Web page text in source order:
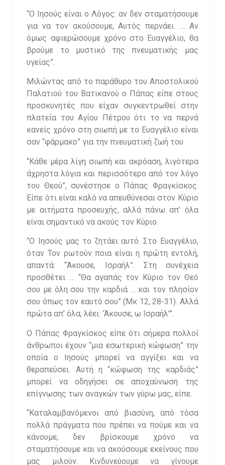
“Ο Ιησούς είναι ο Λόγος: αν δεν σταματήσουμε
για να τον ακούσουμε, Αυτός περνάει. … Αν
όμως αφιερώσουμε χρόνο στο Ευαγγέλιο, θα
βρούμε το μυστικό της πνευματικής μας
υγείας”.
Μιλώντας από το παράθυρο του Αποστολικού
Παλατιού του Βατικανού ο Πάπας είπε στους
προσκυνητές που είχαν συγκεντρωθεί στην
πλατεία του Αγίου Πέτρου ότι το να περνά
κανείς χρόνο στη σιωπή με το Ευαγγέλιο είναι
σαν “φάρμακο” για την πνευματική ζωή του.
“Κάθε μέρα λίγη σιωπή και ακρόαση, λιγότερα
άχρηστα λόγια και περισσότερο από τον λόγο
του Θεού”, συνέστησε ο Πάπας Φραγκίσκος.
Είπε ότι είναι καλό να απευθύνεσαι στον Κύριο
με αιτήματα προσευχής, αλλά πάνω απ’ όλα
είναι σημαντικό να ακούς τον Κύριο.
“Ο Ιησούς μας το ζητάει αυτό. Στο Ευαγγέλιο,
όταν Τον ρωτούν ποια είναι η πρώτη εντολή,
απαντά: “Άκουσε, Ισραήλ”. Στη συνέχεια
προσθέτει … “Θα αγαπάς τον Κύριο τον Θεό
σου με όλη σου την καρδιά … και τον πλησίον
σου όπως τον εαυτό σου” (Μκ 12, 28-31). Αλλά
πρώτα απ’ όλα, λέει: ‘Άκουσε, ω Ισραήλ'”.
Ο Πάπας Φραγκίσκος είπε ότι σήμερα πολλοί
άνθρωποι έχουν “μια εσωτερική κώφωση” την
οποία ο Ιησούς μπορεί να αγγίξει και να
θεραπεύσει. Αυτή η “κώφωση της καρδιάς”
μπορεί να οδηγήσει σε αποχαύνωση της
επίγνωσης των αναγκών των γύρω μας, είπε.
“Καταλαμβανόμενοι από βιασύνη, από τόσα
πολλά πράγματα που πρέπει να πούμε και να
κάνουμε, δεν βρίσκουμε χρόνο να
σταματήσουμε και να ακούσουμε εκείνους που
μας μιλούν. Κινδυνεύουμε να γίνουμε